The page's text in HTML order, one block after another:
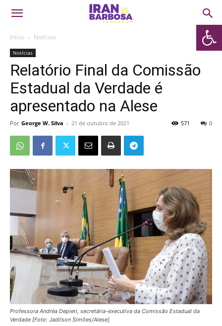
Abrir
Início Notícias
Notícias
Relatório Final da Comissão
Estadual da Verdade é
apresentado na Alese
Por George W. Silva - 21 de outubro de 2021 0
571
Professora Andréa Depieri, secretária-executiva da Comissão Estadual da
Verdade [Foto: Jadilson Simões/Alese]